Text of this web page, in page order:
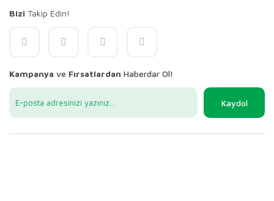
Bizi Takip Edin!
Kampanya ve Fırsatlardan Haberdar Ol!
Kaydol